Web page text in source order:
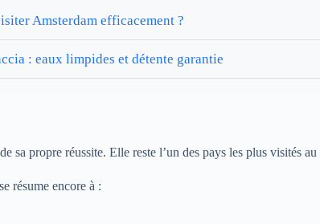
Amsterdam efficacement ?
: eaux limpides et détente garantie
sa propre réussite. Elle reste l’un des pays les plus visités
résume encore à :